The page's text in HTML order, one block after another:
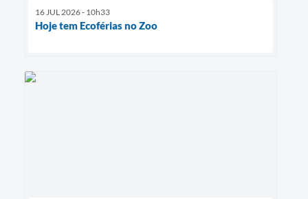
16 JUL 2026 - 10h33
Hoje tem Ecoférias no Zoo